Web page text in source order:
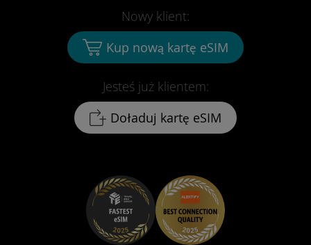
Jesteś już klientem:
Doładuj kartę eSIM
Nowy klient:
Kup nową kartę eSIM